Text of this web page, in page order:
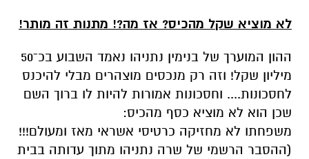
לא מוציא שקל מהכיס? אז מה?! מתנות זה מותר!
ההון המוערך של בנימין נתניהו נאמד השבוע בכ־50
מיליון שקל! וזה רק מנכסים מוצהרים מבלי להיכנס
לחסכונות.... וחסכונות אמורות להיות לו ברוך השם
שכן הוא לא מוציא כסף מהכיס:
משפחתו לא מחזיקה כרטיסי אשראי מאז ומעולם!!!
(ההסבר הרשמי של שרה נתניהו מתוך עדותה בבית